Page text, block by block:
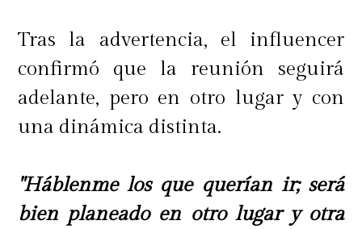
Tras la advertencia, el influencer
confirmó que la reunión seguirá
adelante, pero en otro lugar y con
una dinámica distinta.
"Háblenme los que querían ir; será
bien planeado en otro lugar y otra